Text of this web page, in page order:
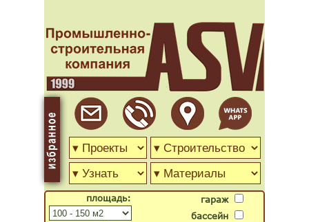
гараж
бассейн
площадь: